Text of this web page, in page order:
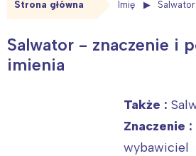
Strona główna Imię Salwator
Salwator - znaczenie i
imienia
Także :
Znaczenie :
wybawiciel